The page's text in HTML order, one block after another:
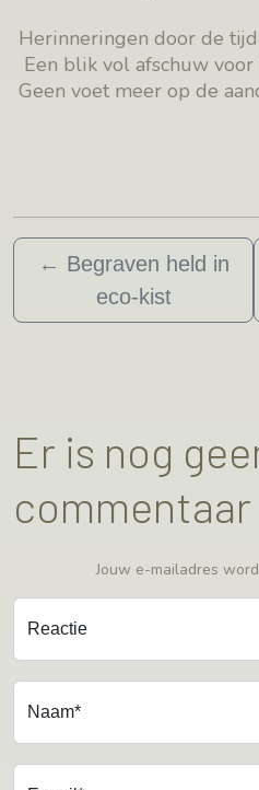
Herinneringen door de
Een blik vol afschuw
Geen voet meer op de
← Begraven held in
eco-kist
Er is nog
Jouw e-mailadres
Reactie
Naam*